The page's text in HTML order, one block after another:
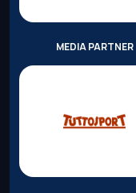
MEDIA PARTNER